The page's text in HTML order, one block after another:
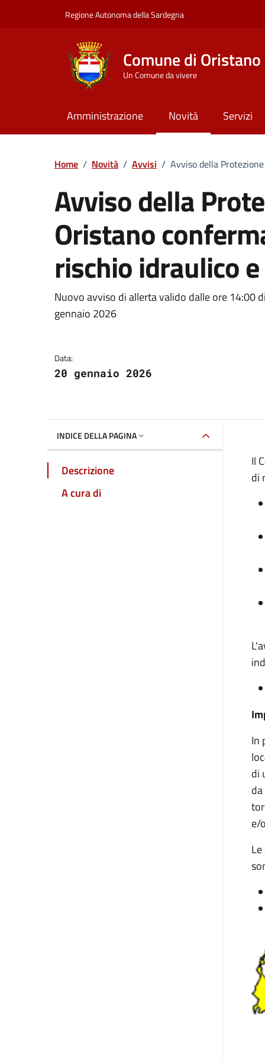
Regione Autonoma della Sardegna
Comune di Oristano
Un Comune da vivere
Amministrazione Novità Servizi
Home / Novità / Avvisi / Avviso della
Avviso della
Oristano
rischio idraulico
Dettagli della notizia
Nuovo avviso di allerta valido dalle ore 14:00
gennaio 2026
Data:
20 gennaio 2026
INDICE DELLA PAGINA
Descrizione
A cura di
Il
di
In
di
e/